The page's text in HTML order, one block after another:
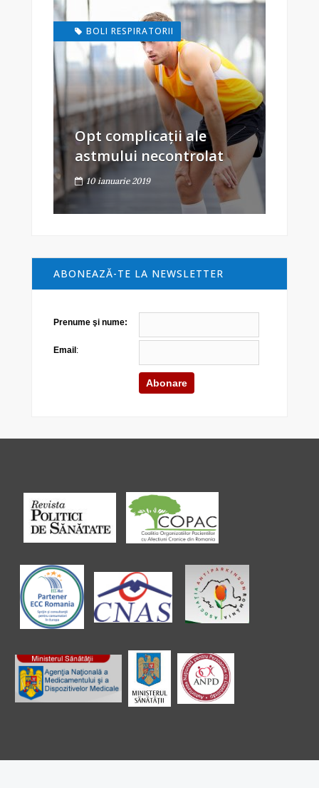
BOLI RESPIRATORII
Opt complicații ale
astmului necontrolat
10 ianuarie 2019
ABONEAZĂ-TE LA NEWSLETTER
Prenume şi nume:
Email :